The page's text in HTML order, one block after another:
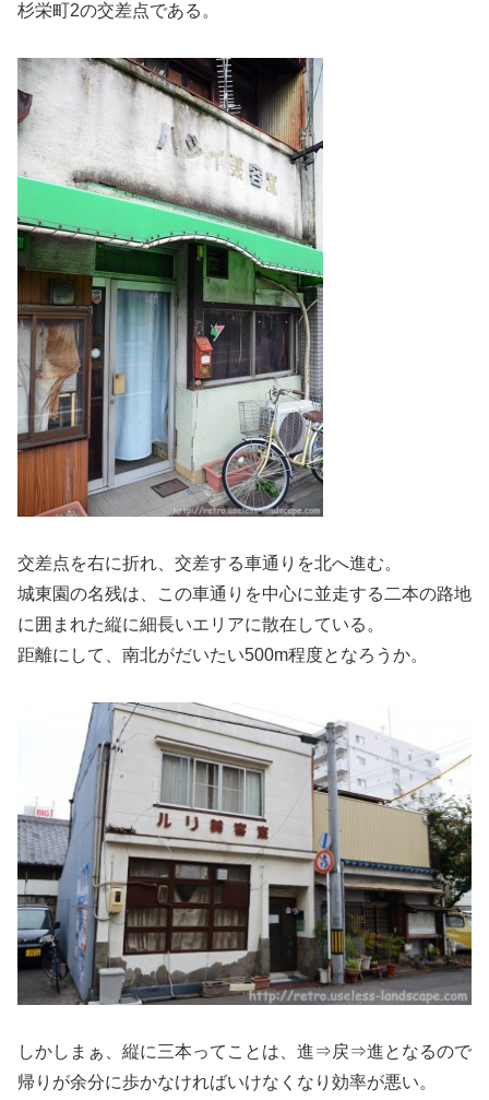
杉栄町2の交差点である。
交差点を右に折れ、交差する車通りを北へ進む。
城東園の名残は、この車通りを中心に並走する二本の路地
に囲まれた縦に細長いエリアに散在している。
距離にして、南北がだいたい500m程度となろうか。
しかしまぁ、縦に三本ってことは、進⇒戻⇒進となるので
帰りが余分に歩かなければいけなくなり効率が悪い。